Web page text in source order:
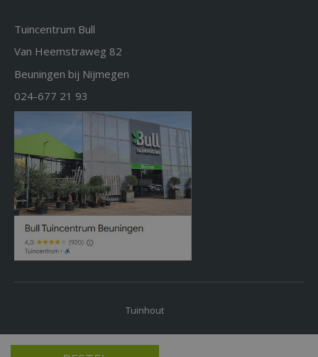
Tuincentrum Bull
Van Heemstraweg 82
Beuningen bij Nijmegen
024-677 21 93
Tuinhout